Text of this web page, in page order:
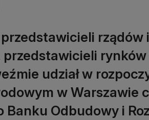
przedstawicieli
przedstawicieli
udział w
w Warszawie
Banku Odbudowy i